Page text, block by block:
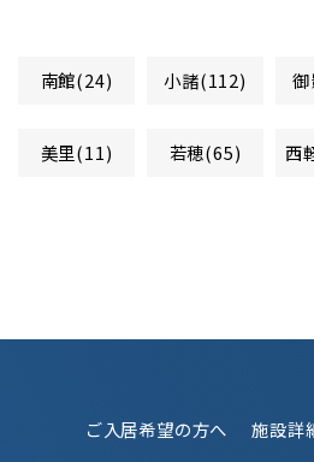
南館(24) 小諸(112)
美里(11) 若穂(65) 西
ご入居希望の方へ 施設詳